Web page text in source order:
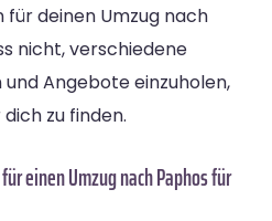
deinen Umzug nach
nicht, verschiedene
Angebote einzuholen,
zu finden.
einen Umzug nach Paphos für